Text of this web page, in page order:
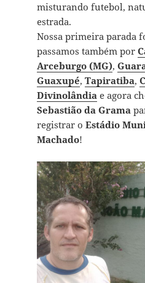
misturando futebol,
estrada.
Nossa primeira parada
passamos também por
Arceburgo (MG),
Guaxupé, Tapiratiba,
Divinolândiae agora
Sebastião da Grama
registrar o Estádio
Machado!